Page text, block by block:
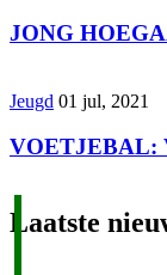
JONG
Jeugd 01 jul, 2021
VOETJEBAL:
Laatste